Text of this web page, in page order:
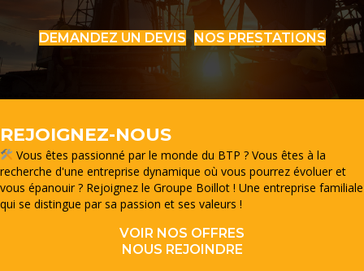
DEMANDEZ UN DEVIS NOS PRESTATIONS
REJOIGNEZ-NOUS
Vous êtes passionné par le monde du BTP ? Vous êtes à la
recherche d'une entreprise dynamique où vous pourrez évoluer et
vous épanouir ? Rejoignez le Groupe Boillot ! Une entreprise familiale
qui se distingue par sa passion et ses valeurs !
VOIR NOS OFFRES
NOUS REJOINDRE